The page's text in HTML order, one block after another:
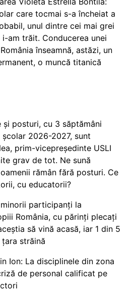
care tocmai s-a încheiat a
unul dintre cei mai grei
i-am trăit. Conducerea unei
înseamnă, astăzi, un
o muncă titanică
și posturi, cu 3 săptămâni
2026-2027, sunt
prim-vicepreședinte USLI
grav de tot. Ne sună
rămân fără posturi. Ce
cu educatorii?
participanți la
România, cu părinți plecați
să vină acasă, iar 1 din 5
străină
Ion: La disciplinele din zona
de personal calificat pe